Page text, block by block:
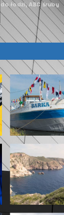
do łodzi, ABC śruby